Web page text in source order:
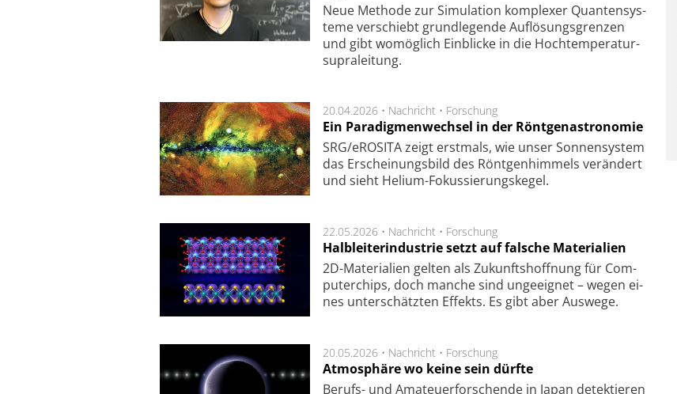
Neue Methode zur Simu­la­tion kom­ple­xer Quan­ten­sys­
te­me ver­schiebt grund­le­gen­de Auf­lösungs­gren­zen
und gibt wo­mög­lich Ein­blicke in die Hoch­tempe­ra­tur­
supra­lei­tung.
20.04.2026 • Nachricht • Forschung
Ein Paradigmenwechsel in der Röntgenastronomie
SRG/eROSITA zeigt erst­mals, wie unser Son­nen­sys­tem
das Er­schei­nungs­bild des Rönt­gen­him­mels ver­än­dert
und sieht Helium-Fokus­sie­rungs­ke­gel.
22.05.2026 • Nachricht • Forschung
Halbleiterindustrie setzt auf falsche Materialien
2D-Mate­ri­a­li­en gel­ten als Zu­kunfts­hoff­nung für Com­
pu­ter­chips, doch man­che sind un­ge­eig­net – we­gen ei­
nes un­ter­schätz­ten Ef­fekts. Es gibt aber Aus­we­ge.
20.05.2026 • Nachricht • Forschung
Atmosphäre wo keine sein dürfte
Berufs- und Ama­teuer­for­schen­de in Japan de­tek­tie­ren